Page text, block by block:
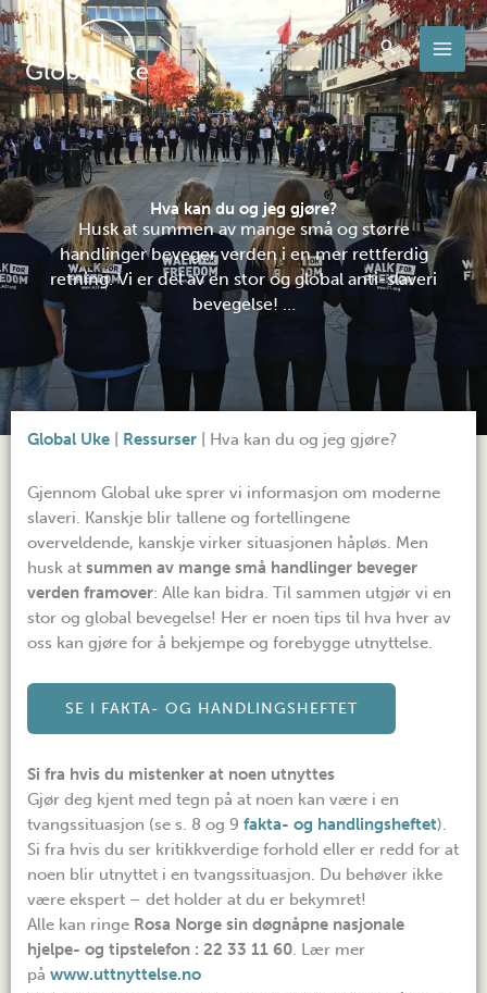
Hopp
rett
til
innholdet
Hva kan du og jeg gjøre?
Husk at summen av mange små og større
handlinger beveger verden i en mer rettferdig
retning. Vi er del av en stor og global anti-slaveri
bevegelse! …
Global Uke Ressurser Hva kan du og jeg gjøre?
Gjennom Global uke sprer vi informasjon om moderne
slaveri. Kanskje blir tallene og fortellingene
overveldende, kanskje virker situasjonen håpløs. Men
husk at summen av mange små handlinger beveger
verden framover: Alle kan bidra. Til sammen utgjør vi en
stor og global bevegelse! Her er noen tips til hva hver av
oss kan gjøre for å bekjempe og forebygge utnyttelse.
SE I FAKTA- OG HANDLINGSHEFTET
Si fra hvis du mistenker at noen utnyttes
Gjør deg kjent med tegn på at noen kan være i en
tvangssituasjon (se s. 8 og 9 fakta- og handlingsheftet).
Si fra hvis du ser kritikkverdige forhold eller er redd for at
noen blir utnyttet i en tvangssituasjon. Du behøver ikke
være ekspert – det holder at du er bekymret!
Alle kan ringe Rosa Norge sin døgnåpne nasjonale
hjelpe- og tipstelefon : 22 33 11 60 . Lær mer
på www.uttnyttelse.no